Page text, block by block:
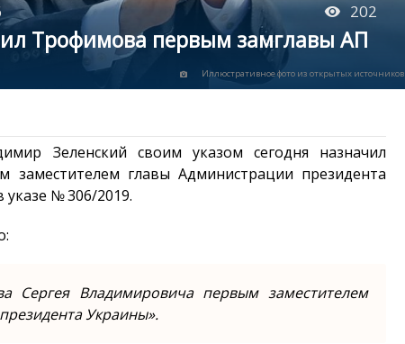
202
Трофимова первым замглавы АП
Иллюстративное фото из открытых источников
Зеленский своим указом сегодня назначил
заместителем главы Администрации президента
указе № 306/2019.
Сергея Владимировича первым заместителем
Украины».